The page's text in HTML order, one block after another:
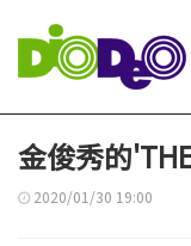
金俊秀的
2020/01/30 19:00